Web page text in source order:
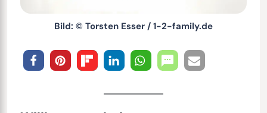
Bild: © Torsten Esser / 1-2-family.de